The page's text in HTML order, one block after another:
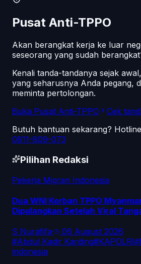
Pusat Anti-TPPO
Akan berangkat kerja ke luar
seseorang yang sudah
Kenali tanda-tandanya sejak
yang seharusnya Anda pegang,
meminta pertolongan.
Buka Pusat Anti-TPPO
Cek
Butuh bantuan sekarang?
0811-809-073
Pilihan Redaksi
Pekerja Migran Indonesia
Dua WNI Korban TPPO
Dipulangkan Setelah Viral
S Nurafifa·
06 August 2026
#Abdul Kadir Karding#KAPOLRI#
indonesia